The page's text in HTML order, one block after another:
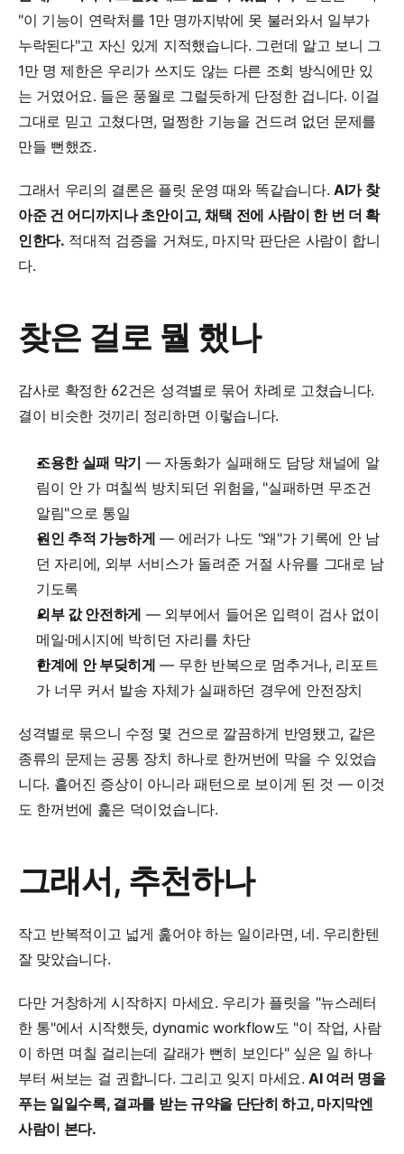
"이 기능이 연락처를 1만 명까지밖에 못 불러와서 일부가
누락된다"고 자신 있게 지적했습니다. 그런데 알고 보니 그
1만 명 제한은 우리가 쓰지도 않는 다른 조회 방식에만 있
는 거였어요. 들은 풍월로 그럴듯하게 단정한 겁니다. 이걸
그대로 믿고 고쳤다면, 멀쩡한 기능을 건드려 없던 문제를
만들 뻔했죠.
그래서 우리의 결론은 플릿 운영 때와 똑같습니다. AI가 찾
아준 건 어디까지나 초안이고, 채택 전에 사람이 한 번 더 확
인한다. 적대적 검증을 거쳐도, 마지막 판단은 사람이 합니
다.
찾은 걸로 뭘 했나
감사로 확정한 62건은 성격별로 묶어 차례로 고쳤습니다.
결이 비슷한 것끼리 정리하면 이렇습니다.
조용한 실패 막기 — 자동화가 실패해도 담당 채널에 알
림이 안 가 며칠씩 방치되던 위험을, "실패하면 무조건
알림"으로 통일
원인 추적 가능하게 — 에러가 나도 "왜"가 기록에 안 남
던 자리에, 외부 서비스가 돌려준 거절 사유를 그대로 남
기도록
외부 값 안전하게 — 외부에서 들어온 입력이 검사 없이
메일·메시지에 박히던 자리를 차단
한계에 안 부딪히게 — 무한 반복으로 멈추거나, 리포트
가 너무 커서 발송 자체가 실패하던 경우에 안전장치
성격별로 묶으니 수정 몇 건으로 깔끔하게 반영됐고, 같은
종류의 문제는 공통 장치 하나로 한꺼번에 막을 수 있었습
니다. 흩어진 증상이 아니라 패턴으로 보이게 된 것 — 이것
도 한꺼번에 훑은 덕이었습니다.
그래서, 추천하나
작고 반복적이고 넓게 훑어야 하는 일이라면, 네. 우리한텐
잘 맞았습니다.
다만 거창하게 시작하지 마세요. 우리가 플릿을 "뉴스레터
한 통"에서 시작했듯, dynamic workflow도 "이 작업, 사람
이 하면 며칠 걸리는데 갈래가 뻔히 보인다" 싶은 일 하나
부터 써보는 걸 권합니다. 그리고 잊지 마세요. AI 여러 명을
푸는 일일수록, 결과를 받는 규약을 단단히 하고, 마지막엔
사람이 본다.